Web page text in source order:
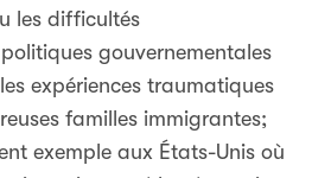
les difficultés
politiques gouvernementales
expériences traumatiques
familles immigrantes;
exemple aux États-Unis où